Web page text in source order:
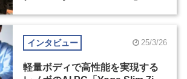
インタビュー 25/3/26
軽量ボディで高性能を実現する